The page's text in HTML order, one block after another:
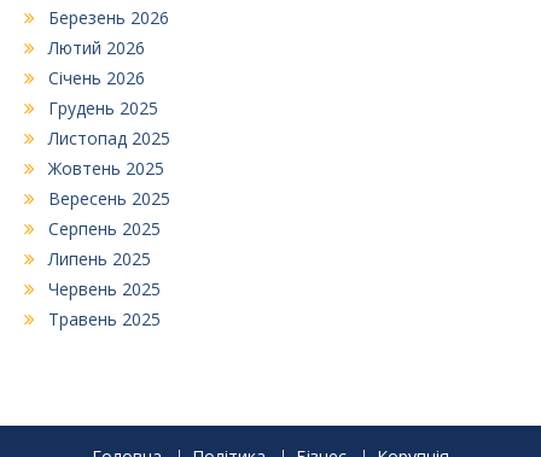
Березень 2026
Лютий 2026
Січень 2026
Грудень 2025
Листопад 2025
Жовтень 2025
Вересень 2025
Серпень 2025
Липень 2025
Червень 2025
Травень 2025